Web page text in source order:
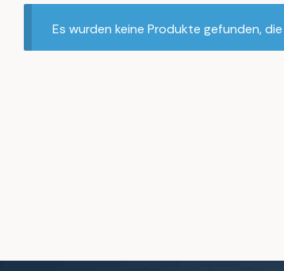
Es wurden keine Produkte gefunden,